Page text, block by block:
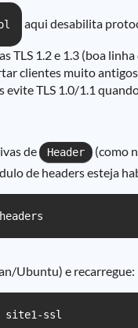
aqui desabilita
TLS 1.2 e 1.3 (boa linha
clientes muito
evite TLS 1.0/1.1
de Header
(como
de headers esteja
Ubuntu) e recarregue:
site1-ssl